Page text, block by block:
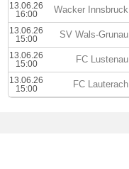
13.06.26
16:00
Wacker Innsbruck
13.06.26
15:00
SV Wals-Grunau
13.06.26
15:00
FC Lustenau
13.06.26
15:00
FC Lauterach